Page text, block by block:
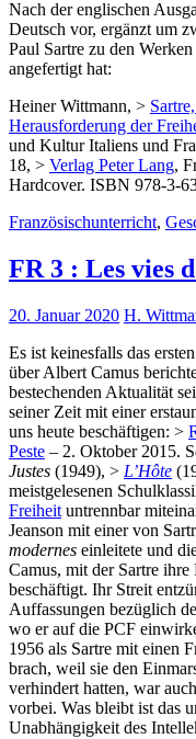
Nach der englischen
Deutsch vor, ergänzt um
Paul Sartre zu den
angefertigt hat:
Heiner Wittmann, >
Herausforderung der
und Kultur Italiens und
18, > Verlag Peter Lang,
Hardcover. ISBN 978-3-
Französischunterricht,
FR 3 : Les vies
20. Januar 2020 H.
Es ist keinesfalls das
über Albert Camus
bestechenden Aktualität
seiner Zeit mit einer
uns heute beschäftigen: >
Peste – 2. Oktober 2015.
Justes (1949), > L’Hôte
meistgelesenen
Freiheit untrennbar
Jeanson mit einer von
modernes einleitete und
Camus, mit der Sartre
beschäftigt. Ihr Streit
Auffassungen bezüglich
wo er auf die PCF
1956 als Sartre mit einen
brach, weil sie den
verhindert hatten, war
vorbei. Was bleibt ist das
Unabhängigkeit des